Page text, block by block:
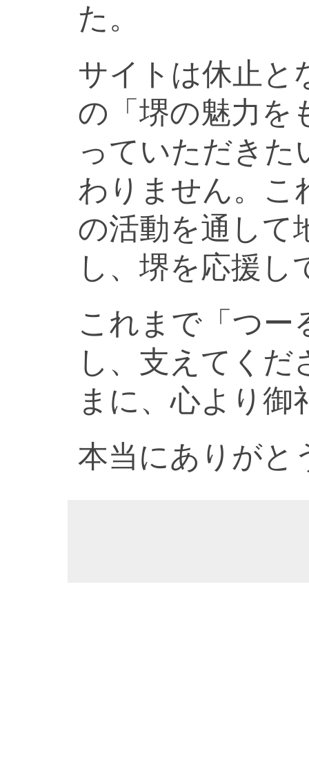
た。
サイトは休止と
の「堺の魅力を
っていただきた
わりません。こ
の活動を通して
し、堺を応援し
これまで「つー
し、支えてく
まに、心より御
本当にありがと